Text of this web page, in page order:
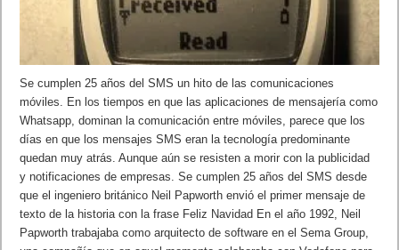
Se cumplen 25 años del SMS un hito de las comunicaciones
móviles. En los tiempos en que las aplicaciones de mensajería como
Whatsapp, dominan la comunicación entre móviles, parece que los
días en que los mensajes SMS eran la tecnología predominante
quedan muy atrás. Aunque aún se resisten a morir con la publicidad
y notificaciones de empresas. Se cumplen 25 años del SMS desde
que el ingeniero británico Neil Papworth envió el primer mensaje de
texto de la historia con la frase Feliz Navidad En el año 1992, Neil
Papworth trabajaba como arquitecto de software en el Sema Group,